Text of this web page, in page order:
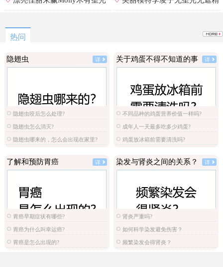
热问
隐翅虫 详
隐翅虫咬后怎么处理?
隐翅虫怎么消灭?
隐翅虫哪来的，怎么会出现在家里?
关于鸡蛋不得不知道的事 详
不同品种的鸡蛋营养价值一样吗?
成年人一天最多吃多少鸡蛋?
鸡蛋放冰箱前需要清洗吗?
了解和预防胃癌 详
胃癌早期症状有哪些?
胃癌为什么叫幸运癌?
胃癌是怎么出现的?
染发与肾炎之间的关系？ 详
肾炎严重吗?
如何科学染发避免伤害？
频繁染发会得肾炎？